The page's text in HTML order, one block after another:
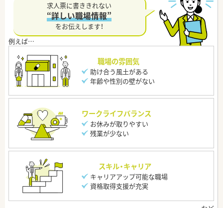
求人票に書ききれない
“詳しい職場情報”
をお伝えします！
職場の雰囲気
助け合う風土がある
年齢や性別の壁がない
ワークライフバランス
お休みが取りやすい
残業が少ない
スキル・キャリア
キャリアアップ可能な職場
資格取得支援が充実